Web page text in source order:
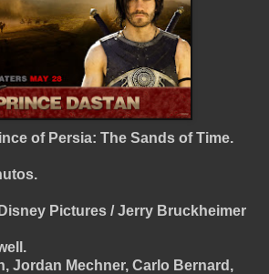
of Persia: The Sands of Time.
Pictures / Jerry Bruckheimer
Jordan Mechner, Carlo Bernard,